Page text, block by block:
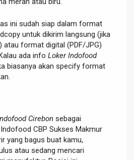
ini sudah siap dalam format
untuk dikirim langsung (jika
atau format digital (PDF/JPG)
ada info Loker Indofood
biasanya akan specify format
Cirebon sebagai
CBP Sukses Makmur
yang bagus buat kamu,
atau sedang mencari